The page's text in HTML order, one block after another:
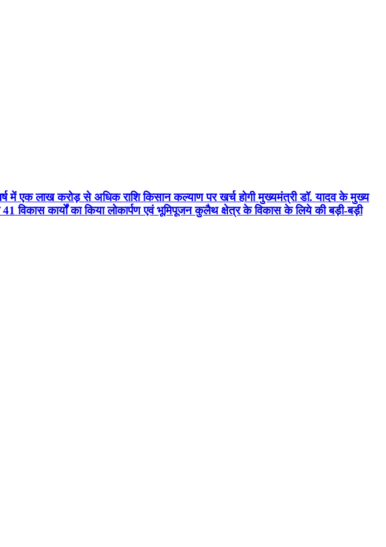
में एक लाख करोड़ से अधिक राशि किसान कल्याण पर खर्च होगी मुख्यमंत्री डॉ. यादव के मुख्य
कार्यों का किया लोकार्पण एवं भूमिपूजन कुलैथ क्षेत्र के विकास के लिये की बड़ी-बड़ी